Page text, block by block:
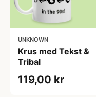
UNKNOWN
Krus med Tekst &
Tribal
119,00 kr